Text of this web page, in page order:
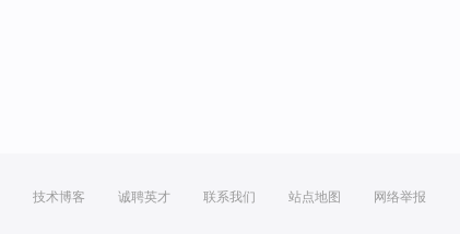
技术博客 诚聘英才 联系我们 站点地图 网络举报